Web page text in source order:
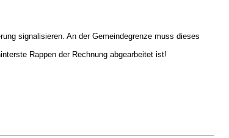
signalisieren. An der Gemeindegrenze muss dieses
Rappen der Rechnung abgearbeitet ist!